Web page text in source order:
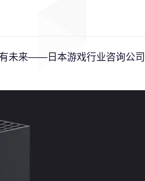
未来——日本游戏行业咨询公